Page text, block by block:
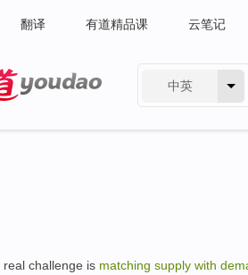
翻译 有道精品课 云笔记
中英
real challenge is matching supply with